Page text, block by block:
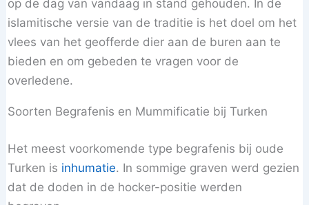
op de dag van vandaag in stand gehouden. In de
islamitische versie van de traditie is het doel om het
vlees van het geofferde dier aan de buren aan te
bieden en om gebeden te vragen voor de
overledene.
Soorten Begrafenis en Mummificatie bij Turken
Het meest voorkomende type begrafenis bij oude
Turken is inhumatie. In sommige graven werd gezien
dat de doden in de hocker-positie werden